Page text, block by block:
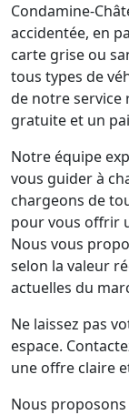
Condamine-
accidentée, en
carte grise ou
tous types de
de notre service
gratuite et un
Notre équipe
vous guider à
chargeons de
pour vous offrir
Nous vous
selon la valeur
actuelles du
Ne laissez pas
espace.
une offre claire
Nous proposons